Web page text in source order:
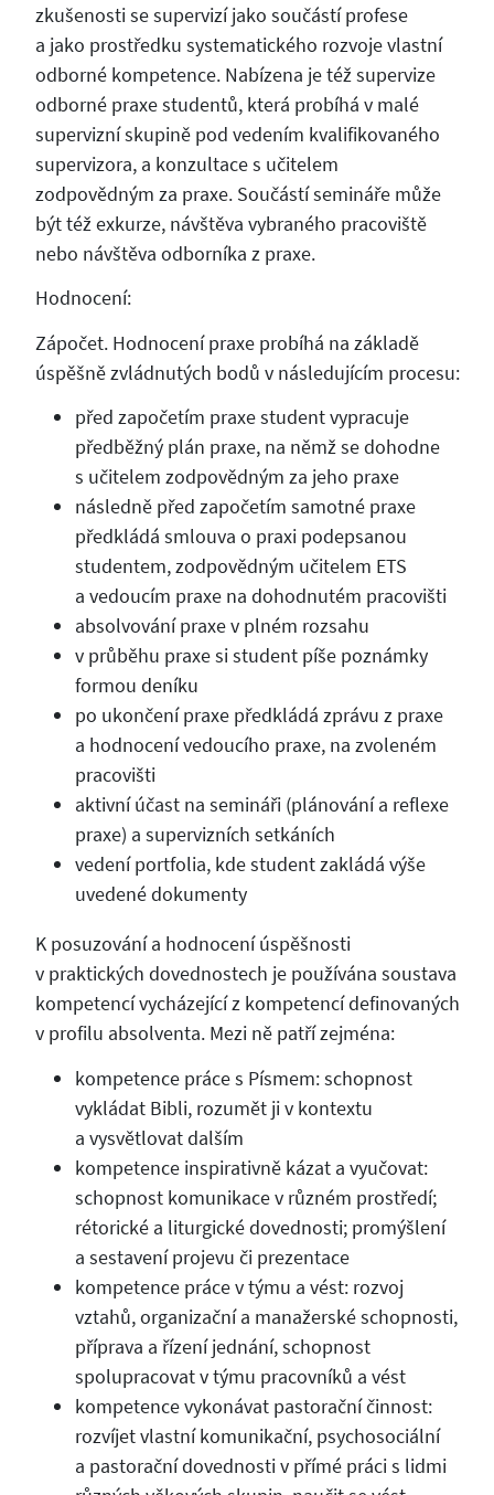
zkušenosti se supervizí jako součástí profese
a jako prostředku systematického rozvoje vlastní
odborné kompetence. Nabízena je též supervize
odborné praxe studentů, která probíhá v malé
supervizní skupině pod vedením kvalifikovaného
supervizora, a konzultace s učitelem
zodpovědným za praxe. Součástí semináře může
být též exkurze, návštěva vybraného pracoviště
nebo návštěva odborníka z praxe.
Hodnocení:
Zápočet. Hodnocení praxe probíhá na základě
úspěšně zvládnutých bodů v následujícím procesu:
před započetím praxe student vypracuje
předběžný plán praxe, na němž se dohodne
s učitelem zodpovědným za jeho praxe
následně před započetím samotné praxe
předkládá smlouva o praxi podepsanou
studentem, zodpovědným učitelem ETS
a vedoucím praxe na dohodnutém pracovišti
absolvování praxe v plném rozsahu
v průběhu praxe si student píše poznámky
formou deníku
po ukončení praxe předkládá zprávu z praxe
a hodnocení vedoucího praxe, na zvoleném
pracovišti
aktivní účast na semináři (plánování a reflexe
praxe) a supervizních setkáních
vedení portfolia, kde student zakládá výše
uvedené dokumenty
K posuzování a hodnocení úspěšnosti
v praktických dovednostech je používána soustava
kompetencí vycházející z kompetencí definovaných
v profilu absolventa. Mezi ně patří zejména:
kompetence práce s Písmem: schopnost
vykládat Bibli, rozumět ji v kontextu
a vysvětlovat dalším
kompetence inspirativně kázat a vyučovat:
schopnost komunikace v různém prostředí;
rétorické a liturgické dovednosti; promýšlení
a sestavení projevu či prezentace
kompetence práce v týmu a vést: rozvoj
vztahů, organizační a manažerské schopnosti,
příprava a řízení jednání, schopnost
spolupracovat v týmu pracovníků a vést
kompetence vykonávat pastorační činnost:
rozvíjet vlastní komunikační, psychosociální
a pastorační dovednosti v přímé práci s lidmi